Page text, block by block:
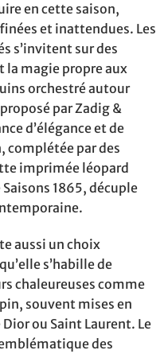
en cette saison,
et inattendues. Les
s’invitent sur des
la magie propre aux
orchestré autour
par Zadig &
d’élégance et de
complétée par des
imprimée léopard
1865, décuple
aussi un choix
s’habille de
chaleureuses comme
souvent mises en
ou Saint Laurent. Le
des